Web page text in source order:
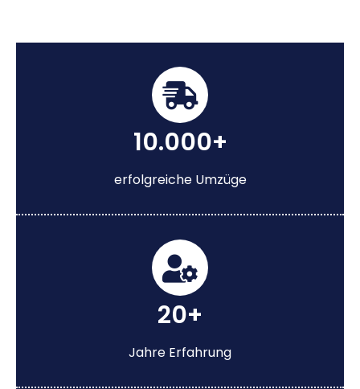
10.000+
erfolgreiche Umzüge
20+
Jahre Erfahrung